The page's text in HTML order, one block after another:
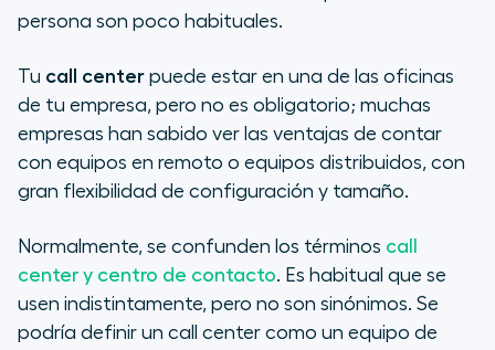
persona son poco habituales.
Tu call center puede estar en una de las oficinas
de tu empresa, pero no es obligatorio; muchas
empresas han sabido ver las ventajas de contar
con equipos en remoto o equipos distribuidos, con
gran flexibilidad de configuración y tamaño.
Normalmente, se confunden los términos call
center y centro de contacto. Es habitual que se
usen indistintamente, pero no son sinónimos. Se
podría definir un call center como un equipo de